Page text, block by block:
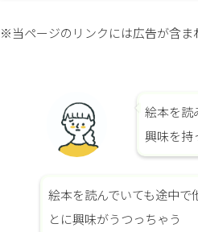
※当ページのリンクには広告が含ま
絵本を読
興味を持
絵本を読んでいても途中で
とに興味がうつっちゃう